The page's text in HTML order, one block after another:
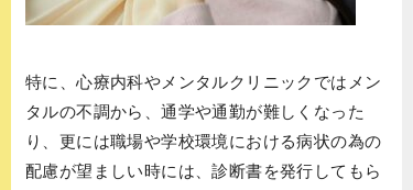
特に、心療内科やメンタルクリニックではメン
タルの不調から、通学や通勤が難しくなった
り、更には職場や学校環境における病状の為の
配慮が望ましい時には、診断書を発行してもら